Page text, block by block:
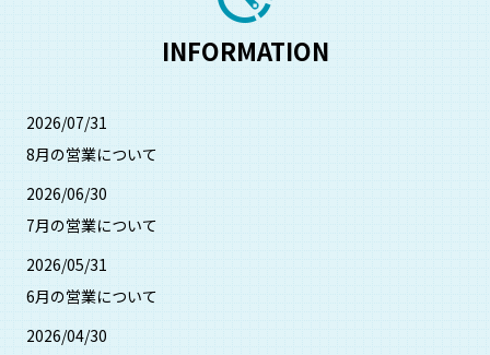
INFORMATION
2026/07/31
8月の営業について
2026/06/30
7月の営業について
2026/05/31
6月の営業について
2026/04/30